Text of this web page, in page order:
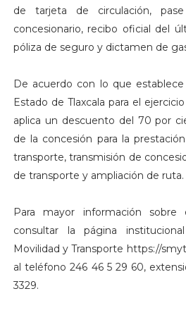
de tarjeta de circulación,
concesionario, recibo oficial del
póliza de seguro y dictamen de
De acuerdo con lo que
Estado de Tlaxcala para el
aplica un descuento del 70 por
de la concesión para la
transporte, transmisión de
de transporte y ampliación de ruta.
Para mayor información sobre
consultar la página
Movilidad y Transporte https://
al teléfono 246 46 5 29 60,
3329.